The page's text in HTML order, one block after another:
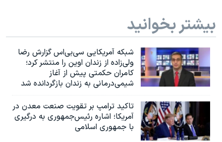
بیشتر بخوانید
شبکه آمریکایی سی‌بی‌‌اس گزارش رضا
ولی‌زاده از زندان اوین را منتشر کرد؛
کامران حکمتی پیش از آغاز
شیمی‌درمانی به زندان بازگردانده شد
تاکید ترامپ بر تقویت صنعت معدن در
آمریکا؛ اشاره رئیس‌جمهوری به درگیری
با جمهوری اسلامی